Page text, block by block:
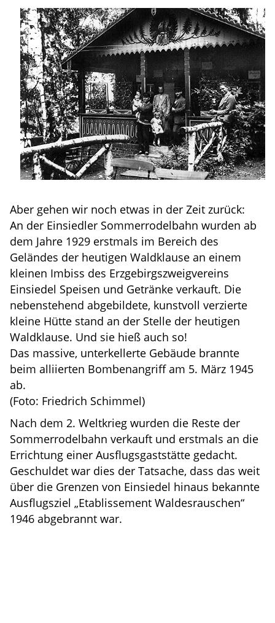
Aber gehen wir noch etwas in der Zeit zurück:
An der Einsiedler Sommerrodelbahn wurden ab
dem Jahre 1929 erstmals im Bereich des
Geländes der heutigen Waldklause an einem
kleinen Imbiss des Erzgebirgszweigvereins
Einsiedel Speisen und Getränke verkauft. Die
nebenstehend abgebildete, kunstvoll verzierte
kleine Hütte stand an der Stelle der heutigen
Waldklause. Und sie hieß auch so!
Das massive, unterkellerte Gebäude brannte
beim alliierten Bombenangriff am 5. März 1945
ab.
(Foto: Friedrich Schimmel)
Nach dem 2. Weltkrieg wurden die Reste der
Sommerrodelbahn verkauft und erstmals an die
Errichtung einer Ausflugsgaststätte gedacht.
Geschuldet war dies der Tatsache, dass das weit
über die Grenzen von Einsiedel hinaus bekannte
Ausflugsziel „Etablissement Waldesrauschen“
1946 abgebrannt war.